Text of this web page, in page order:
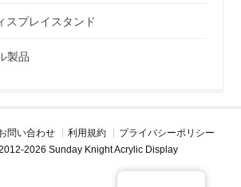
スプレイスタンド
製品
問い合わせ 利用規約
プライバシーポリシー
2026 Sunday Knight Acrylic Display